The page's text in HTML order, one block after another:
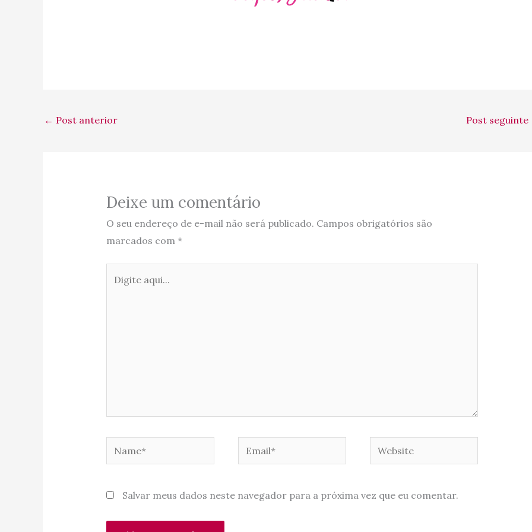
← Post anterior Post seguinte
Deixe um comentário
O seu endereço de e-mail não será publicado. Campos obrigatórios são
marcados com *
aqui...
Name* Email* Website
Salvar meus dados neste navegador para a próxima vez que eu comentar.